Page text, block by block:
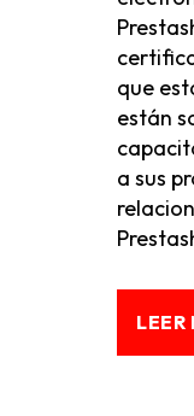
que
están
a sus
LEER